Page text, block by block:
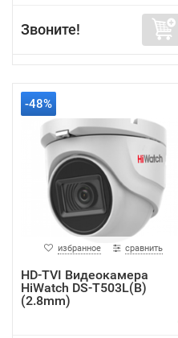
Звоните!
-48%
избранное сравнить
HD-TVI Видеокамера
HiWatch DS-T503L(B)
(2.8mm)